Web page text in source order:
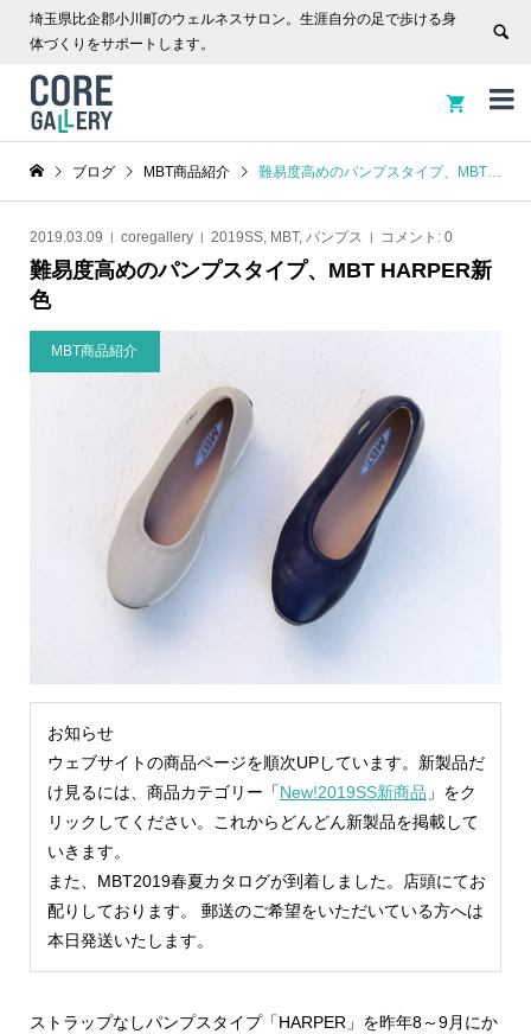
埼玉県比企郡小川町のウェルネスサロン。生涯自分の足で歩ける身
体づくりをサポートします。


ブログ MBT商品紹介 難易度高めのパンプスタイプ、MBT HARPER新色
2019.03.09 coregallery 2019SS, MBT, パンプス コメント: 0
難易度高めのパンプスタイプ、MBT HARPER新
色
MBT商品紹介
お知らせ
ウェブサイトの商品ページを順次UPしています。新製品だ
け見るには、商品カテゴリー「New!2019SS新商品 」をク
リックしてください。これからどんどん新製品を掲載して
いきます。
また、MBT2019春夏カタログが到着しました。店頭にてお
配りしております。 郵送のご希望をいただいている方へは
本日発送いたします。
ストラップなしパンプスタイプ「HARPER」を昨年8～9月にか